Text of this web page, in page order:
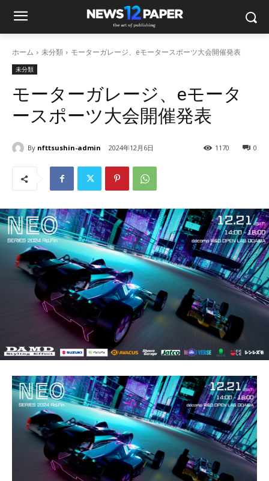
ホーム 未分類 モーターガレージ、eモータースポーツ大会開催発表
未分類
モーターガレージ、eモータ
ースポーツ大会開催発表
By nfttsushin-admin 2024年12月6日 0
1170